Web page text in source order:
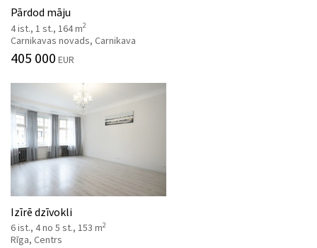
Pārdod māju
4 ist., 1 st., 164 m2
Carnikavas novads, Carnikava
405 000 EUR
Izīrē dzīvokli
6 ist., 4 no 5 st., 153 m2
Rīga, Centrs